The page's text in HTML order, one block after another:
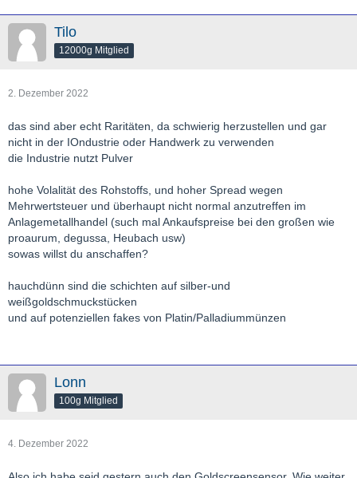
Tilo
12000g Mitglied
2. Dezember 2022
das sind aber echt Raritäten, da schwierig herzustellen und gar
nicht in der IOndustrie oder Handwerk zu verwenden
die Industrie nutzt Pulver
hohe Volalität des Rohstoffs, und hoher Spread wegen
Mehrwertsteuer und überhaupt nicht normal anzutreffen im
Anlagemetallhandel (such mal Ankaufspreise bei den großen wie
proaurum, degussa, Heubach usw)
sowas willst du anschaffen?
hauchdünn sind die schichten auf silber-und
weißgoldschmuckstücken
und auf potenziellen fakes von Platin/Palladiummünzen
Lonn
100g Mitglied
4. Dezember 2022